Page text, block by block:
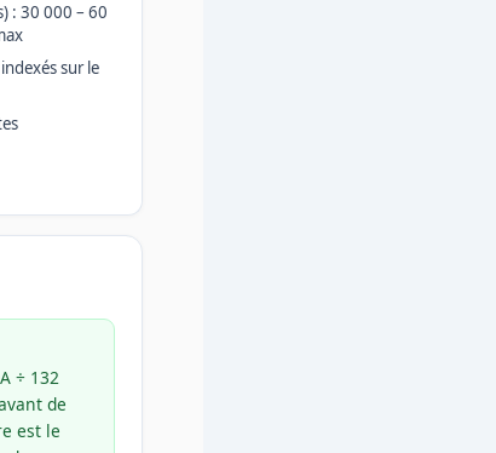
: 30 000 – 60
sur le
÷ 132
de
est le